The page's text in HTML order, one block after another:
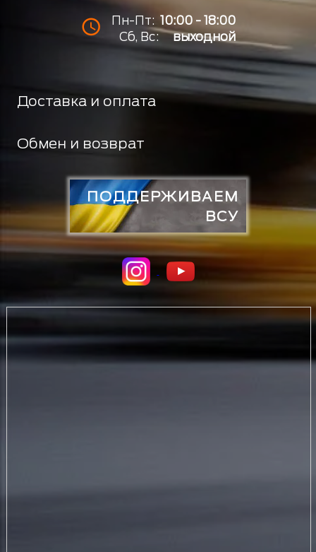
Пн-Пт: 10:00 - 18:00
Сб, Вс:
выходной
Доставка и оплата
Обмен и возврат
ПОДДЕРЖИВАЕМ
ВСУ